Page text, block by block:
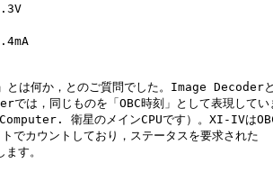
とは何か，とのご質問でした。Image Decoder
は，同じものを「OBC時刻」として表現してい
衛星のメインCPUです）。XI-IVは
でカウントしており，ステータスを要求された
す。